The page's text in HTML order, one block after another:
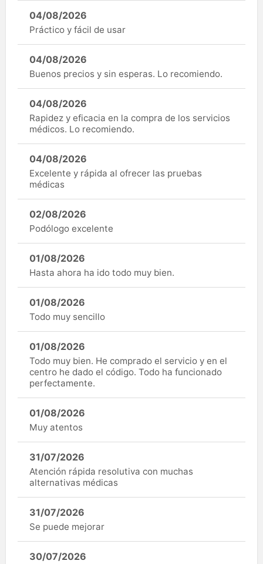
04/08/2026
Práctico y fácil de usar
04/08/2026
Buenos precios y sin esperas. Lo recomiendo.
04/08/2026
Rapidez y eficacia en la compra de los servicios
médicos. Lo recomiendo.
04/08/2026
Excelente y rápida al ofrecer las pruebas
médicas
02/08/2026
Podólogo excelente
01/08/2026
Hasta ahora ha ido todo muy bien.
01/08/2026
Todo muy sencillo
01/08/2026
Todo muy bien. He comprado el servicio y en el
centro he dado el código. Todo ha funcionado
perfectamente.
01/08/2026
Muy atentos
31/07/2026
Atención rápida resolutiva con muchas
alternativas médicas
31/07/2026
Se puede mejorar
30/07/2026